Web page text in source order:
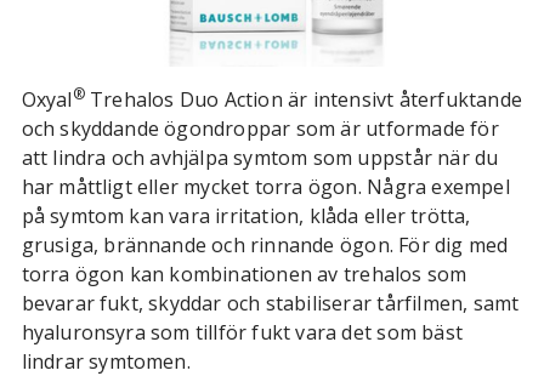
Oxyal®Trehalos Duo Action är intensivt återfuktande
och skyddande ögondroppar som är utformade för
att lindra och avhjälpa symtom som uppstår när du
har måttligt eller mycket torra ögon. Några exempel
på symtom kan vara irritation, klåda eller trötta,
grusiga, brännande och rinnande ögon. För dig med
torra ögon kan kombinationen av trehalos som
bevarar fukt, skyddar och stabiliserar tårfilmen, samt
hyaluronsyra som tillför fukt vara det som bäst
lindrar symtomen.